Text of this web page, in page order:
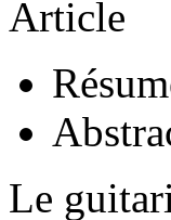
Article
Le